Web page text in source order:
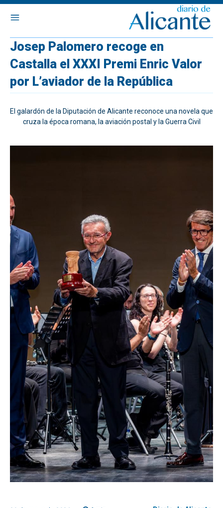
Josep Palomero recoge en
Castalla el XXXI Premi Enric Valor
por L’aviador de la República
El galardón de la Diputación de Alicante reconoce una novela que
cruza la época romana, la aviación postal y la Guerra Civil